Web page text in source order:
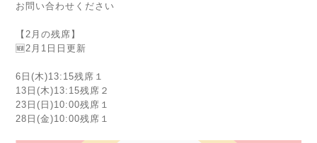
お問い合わせください
【2月の残席】
🆕2月1日日更新
6日(木)13:15残席１
13日(木)13:15残席２
23日(日)10:00残席１
28日(金)10:00残席１